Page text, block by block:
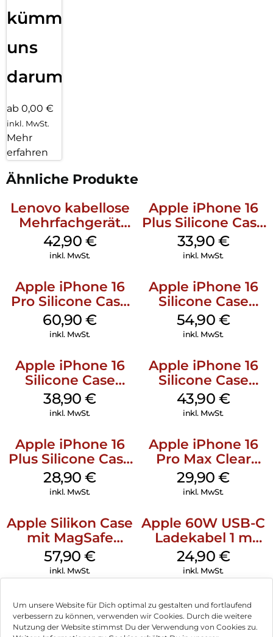
Um unsere Website für Dich optimal zu gestalten und fortlaufend
verbessern zu können, verwenden wir Cookies. Durch die weitere
Nutzung der Website stimmst Du der Verwendung von Cookies zu.
kümmern
uns
darum!
ab 0,00 €
inkl. MwSt.
Mehr
erfahren
Ähnliche Produkte
Lenovo kabellose
Mehrfachgerät
Luna Grey
42,90 €
inkl. MwSt.
Apple iPhone 16
Plus Silicone Case
MagSafe Lake
Green
33,90 €
inkl. MwSt.
Apple iPhone 16
Pro Silicone Case
MagSafe Stone
Gray
60,90€
inkl. MwSt.
Apple iPhone 16
Silicone Case
MagSafe Lake
Green
54,90 €
inkl. MwSt.
Apple iPhone 16
Silicone Case
MagSafe
Ultramarine
38,90€
inkl. MwSt.
Apple iPhone 16
Silicone Case
MagSafe Plum
43,90 €
inkl. MwSt.
Apple iPhone 16
Plus Silicone Case
MagSafe Black
28,90€
inkl. MwSt.
Apple iPhone 16
Pro Max Clear
Case MagSafe
Transparent
29,90€
inkl. MwSt.
Apple Silikon Case
mit MagSafe
iPhone 14 Pro
(PRODUCT)RED
57,90€
inkl. MwSt.
Apple 60W USB-C
Ladekabel 1 m
Weiß
24,90 €
inkl. MwSt.